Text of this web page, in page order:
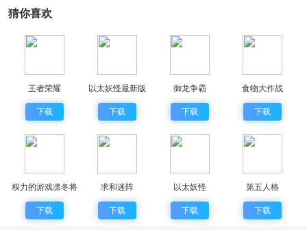
力都将让您欲罢不能。
猜你喜欢
王者荣耀
下载
以太妖怪最新版
下载
御龙争霸
下载
食物大作战
下载
权力的游戏凛冬将
至
下载
求和迷阵
下载
以太妖怪
下载
第五人格
下载